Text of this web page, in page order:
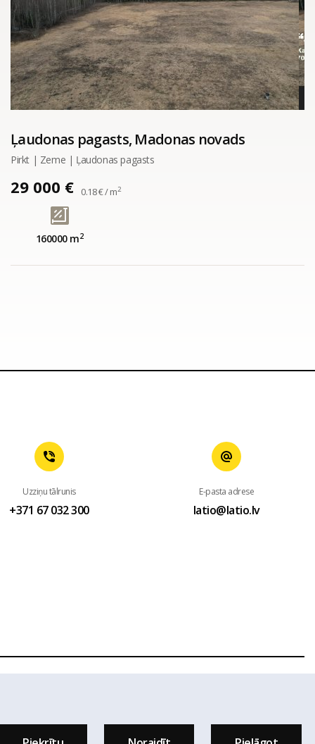
Ļaudonas pagasts, Madonas novads
Pirkt | Zeme | Ļaudonas pagasts
29 000 € 0.18 € / m2
160000 m2
Uzziņu tālrunis
+371 67 032 300
E-pasta adrese
latio@latio.lv
lapas www.latio.lv bez Latio rakstiskas atļaujas. Lapā